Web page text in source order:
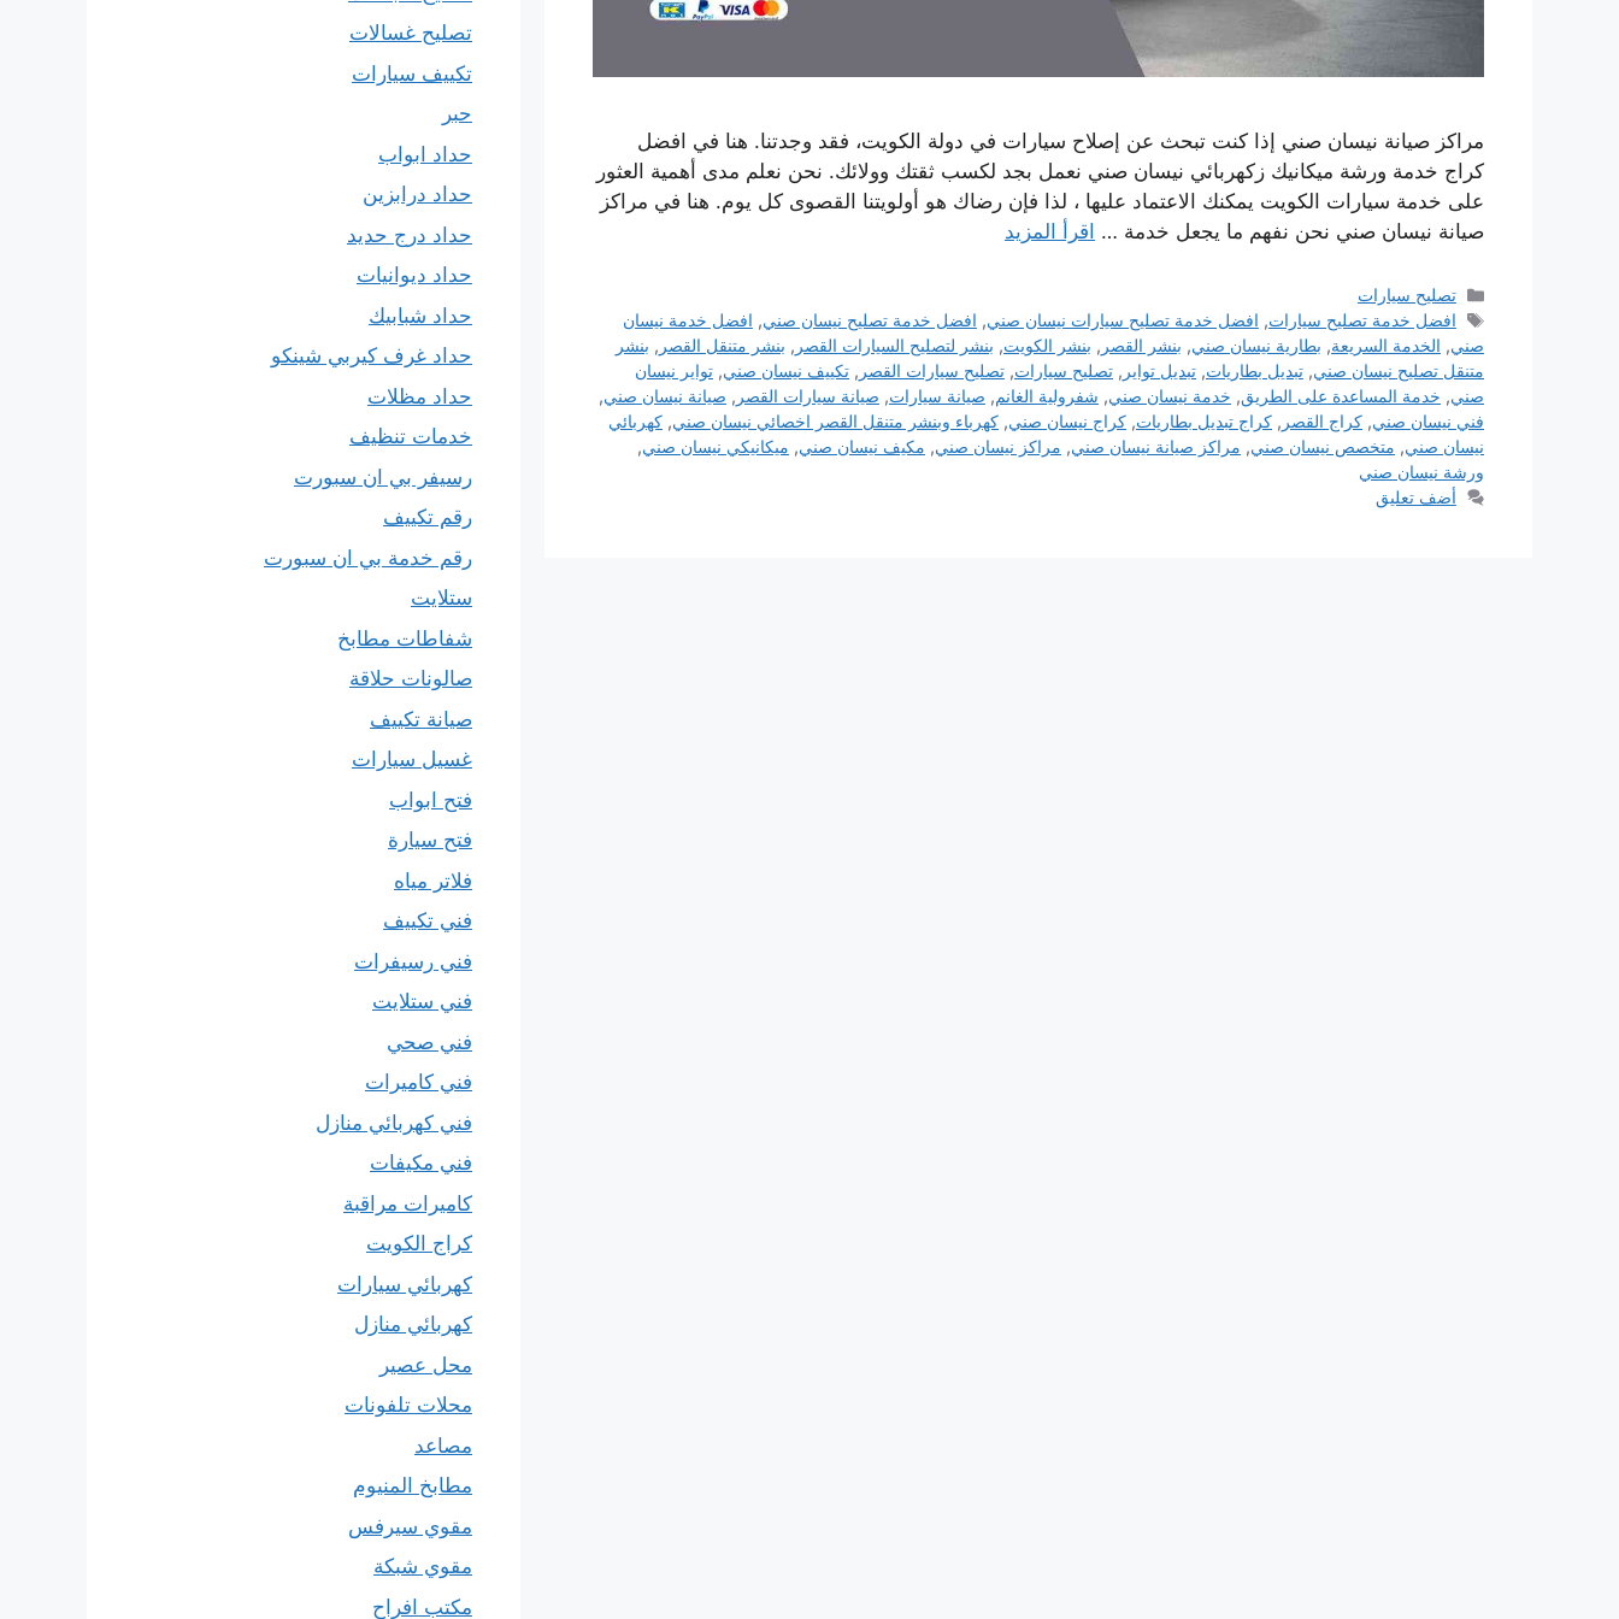
مراكز صيانة نيسان صني إذا كنت تبحث عن إصلاح سيارات في دولة الكويت، فقد وجدتنا. هنا في افضل
كراج خدمة ورشة ميكانيك زكهربائي نيسان صني نعمل بجد لكسب ثقتك وولائك. نحن نعلم مدى أهمية العثور
على خدمة سيارات الكويت يمكنك الاعتماد عليها ، لذا فإن رضاك ​​هو أولويتنا القصوى كل يوم. هنا في مراكز
صيانة نيسان صني نحن نفهم ما يجعل خدمة … اقرأ المزيد
التصنيفات
تصليح سيارات
الوسوم
افضل خدمة تصليح سيارات, افضل خدمة تصليح سيارات نيسان صني, افضل خدمة تصليح نيسان صني, افضل خدمة نيسان
صني, الخدمة السريعة, بطارية نيسان صني, بنشر القصر , بنشر الكويت, بنشر لتصليح السيارات القصر , بنشر متنقل القصر , بنشر
متنقل تصليح نيسان صني, تبديل بطاريات, تبديل تواير , تصليح سيارات, تصليح سيارات القصر , تكييف نيسان صني, تواير نيسان
صني, خدمة المساعدة على الطريق, خدمة نيسان صني, شفرولية الغانم, صيانة سيارات, صيانة سيارات القصر , صيانة نيسان صني,
فني نيسان صني, كراج القصر , كراج تبديل بطاريات, كراج نيسان صني, كهرباء وبنشر متنقل القصر اخصائي نيسان صني, كهربائي
نيسان صني, متخصص نيسان صني, مراكز صيانة نيسان صني, مراكز نيسان صني, مكيف نيسان صني, ميكانيكي نيسان صني,
ورشة نيسان صني
أضف تعليق
تصليح غسالات
تكييف سيارات
حبر
حداد ابواب
حداد درابزين
حداد درج حديد
حداد ديوانيات
حداد شبابيك
حداد غرف كيربي شينكو
حداد مظلات
خدمات تنظيف
رسيفر بي ان سبورت
رقم تكييف
رقم خدمة بي ان سبورت
ستلايت
شفاطات مطابخ
صالونات حلاقة
صيانة تكييف
غسيل سيارات
فتح ابواب
فتح سيارة
فلاتر مياه
فني تكييف
فني رسيفرات
فني ستلايت
فني صحي
فني كاميرات
فني كهربائي منازل
فني مكيفات
كاميرات مراقبة
كراج الكويت
كهربائي سيارات
كهربائي منازل
محل عصير
محلات تلفونات
مصاعد
مطابخ المنيوم
مقوي سيرفس
مقوي شبكة
مكتب افراح